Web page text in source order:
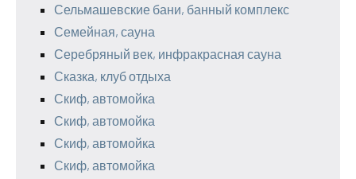
Сельмашевские бани, банный комплекс
Семейная, сауна
Серебряный век, инфракрасная сауна
Сказка, клуб отдыха
Скиф, автомойка
Скиф, автомойка
Скиф, автомойка
Скиф, автомойка